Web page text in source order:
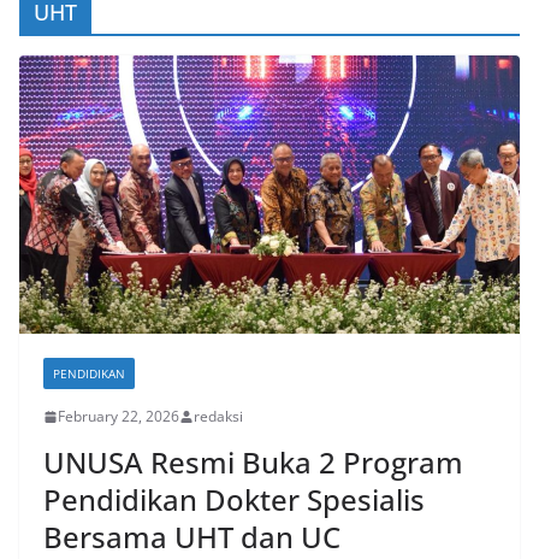
UHT
PENDIDIKAN
February 22, 2026 redaksi
UNUSA Resmi Buka 2 Program
Pendidikan Dokter Spesialis
Bersama UHT dan UC